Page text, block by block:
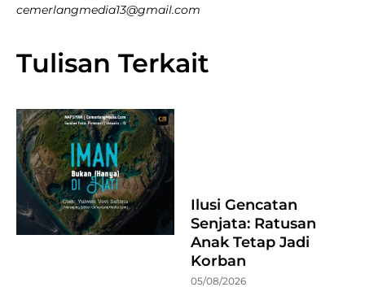
cemerlangmedia13@gmail.com
Tulisan Terkait
Ilusi Gencatan
Senjata: Ratusan
Anak Tetap Jadi
Korban
05/08/2026